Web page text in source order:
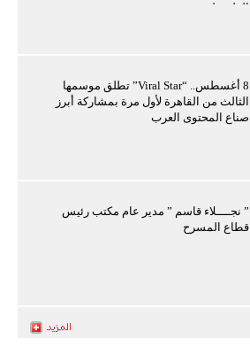
الفلسطينيين
8 أغسطس.. “Viral Star” تطلق موسمها
الثالث من القاهرة لأول مرة بمشاركة أبرز
صناع المحتوى العرب
” نجــــلاء قاسم ” مدير عام مكتب رئيس
قطاع المسرح